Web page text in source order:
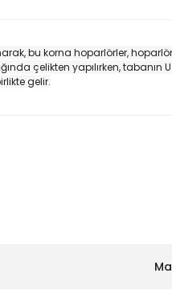
bu korna hoparlörler,
çelikten yapılırken, tabanın
gelir.